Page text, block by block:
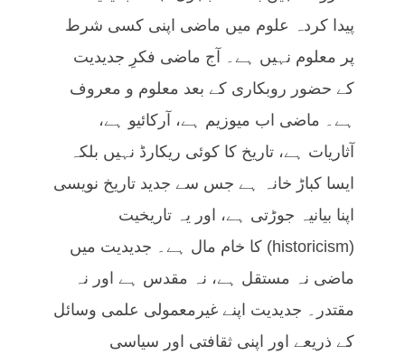
پیدا کردہ علوم میں ماضی اپنی کسی شرط
پر معلوم نہیں ہے۔ آج ماضی فکرِ جدیدیت
کے حضور روبکاری کے بعد معلوم و معروف
ہے۔ ماضی اب میوزیم ہے، آرکائیو ہے،
آثاریات ہے، تاریخ کا کوئی ریکارڈ نہیں بلکہ
ایسا کباڑ خانہ ہے جس سے جدید تاریخ نویسی
اپنا بیانیہ جوڑتی ہے، اور یہ تاریخیت
(historicism) کا خام مال ہے۔ جدیدیت میں
ماضی نہ مستقل ہے، نہ مقدس ہے اور نہ
مقتدر۔ جدیدیت اپنے غیرمعمولی علمی وسائل
کے ذریعے اور اپنی ثقافتی اور سیاسی